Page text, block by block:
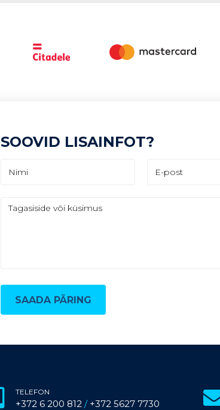
SOOVID LISAINFOT?
SAADA PÄRING
TELEFON
+372 6 200 812 / +372 5627 7730